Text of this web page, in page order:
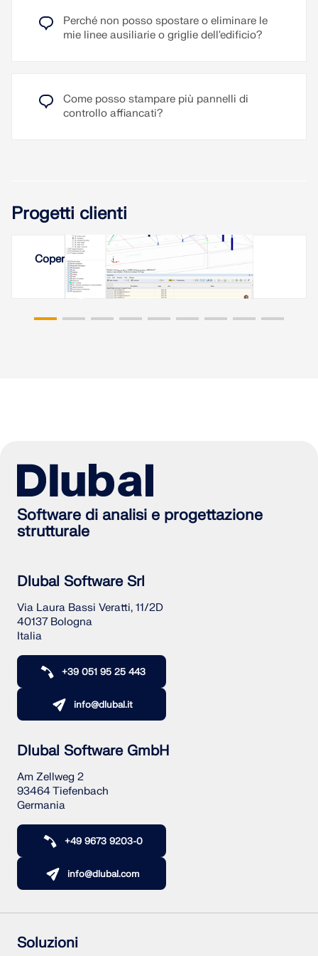
Leggi di più
Perché non posso spostare o eliminare le
mie linee ausiliarie o griglie dell'edificio?
Come posso stampare più pannelli di
controllo affiancati?
Progetti clienti
Copertura a membrana a Erevan, Armenia
Software di analisi e progettazione
strutturale
Dlubal Software Srl
Via Laura Bassi Veratti, 11/2D
40137 Bologna
Italia
+39 051 95 25 443
info@dlubal.it
Dlubal Software GmbH
Am Zellweg 2
93464 Tiefenbach
Germania
+49 9673 9203-0
info@dlubal.com
Soluzioni